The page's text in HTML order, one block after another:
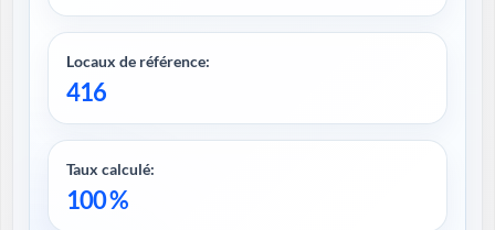
Locaux de référence:
416
Taux calculé:
100 %